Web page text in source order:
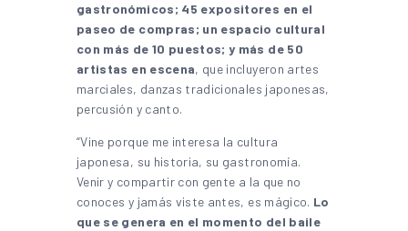
gastronómicos; 45 expositores en el
paseo de compras; un espacio cultural
con más de 10 puestos; y más de 50
artistas en escena, que incluyeron artes
marciales, danzas tradicionales japonesas,
percusión y canto.
“Vine porque me interesa la cultura
japonesa, su historia, su gastronomía.
Venir y compartir con gente a la que no
conoces y jamás viste antes, es mágico. Lo
que se genera en el momento del baile